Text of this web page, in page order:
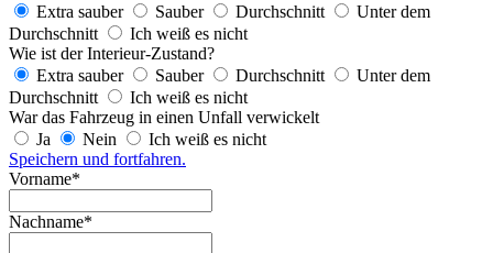
Extra sauber
Sauber Durchschnitt
Unter dem
Durchschnitt
Ich weiß es nicht
Wie ist der Interieur-Zustand?
Extra sauber
Sauber Durchschnitt
Unter dem
Durchschnitt
Ich weiß es nicht
War das Fahrzeug in einen Unfall verwickelt
Ja
Nein
Ich weiß es nicht
Speichern und fortfahren.
Vorname*
Nachname*